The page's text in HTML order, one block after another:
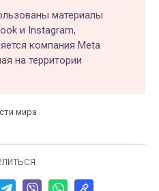
материалы
и Instagram,
компания Meta
на территории
мира